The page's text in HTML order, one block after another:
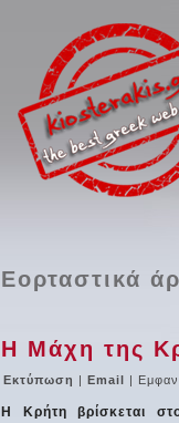
Εορταστικά
Η Μάχη της
Εκτύπωση | Email |
Η Κρήτη βρίσκεται